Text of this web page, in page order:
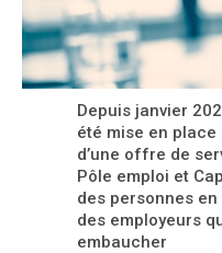
Depuis janvier
été mise en place
d’une offre de
Pôle emploi et
des personnes
des employeurs
embaucher